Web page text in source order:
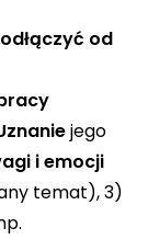
od
jego
i emocji
temat), 3)